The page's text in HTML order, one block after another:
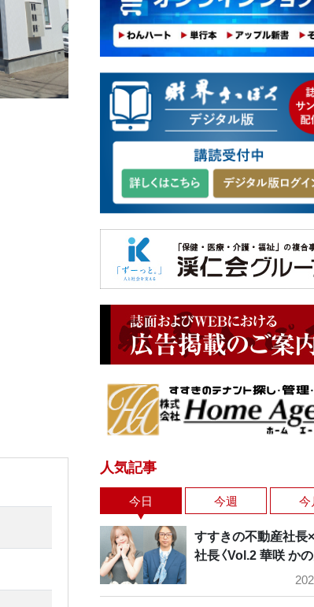
人気記事
今日 今週 今
すすきの不動産社長
社長〈Vol.2 華咲 かの